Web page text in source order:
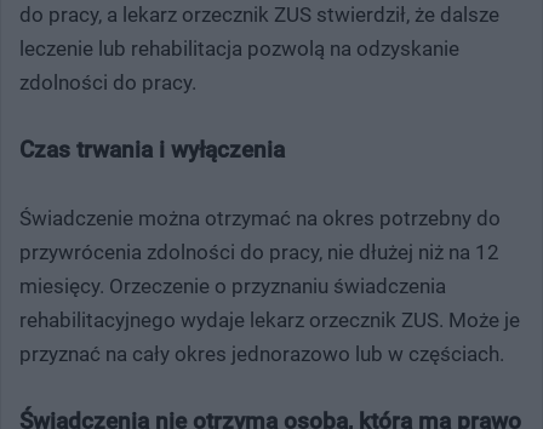
do pracy, a lekarz orzecznik ZUS stwierdził, że dalsze
leczenie lub rehabilitacja pozwolą na odzyskanie
zdolności do pracy.
Czas trwania i wyłączenia
Świadczenie można otrzymać na okres potrzebny do
przywrócenia zdolności do pracy, nie dłużej niż na 12
miesięcy. Orzeczenie o przyznaniu świadczenia
rehabilitacyjnego wydaje lekarz orzecznik ZUS. Może je
przyznać na cały okres jednorazowo lub w częściach.
Świadczenia nie otrzyma osoba, która ma prawo